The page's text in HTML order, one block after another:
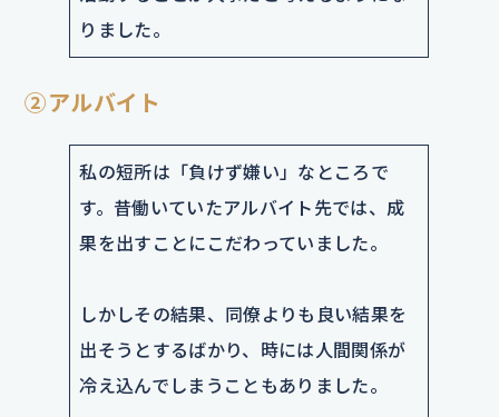
りました。
②アルバイト
私の短所は「負けず嫌い」なところで
す。昔働いていたアルバイト先では、成
果を出すことにこだわっていました。
しかしその結果、同僚よりも良い結果を
出そうとするばかり、時には人間関係が
冷え込んでしまうこともありました。